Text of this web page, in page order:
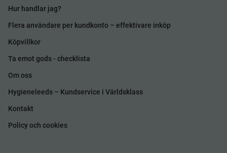
Hur handlar jag?
Flera användare per kundkonto – effektivare inköp
Köpvillkor
Ta emot gods - checklista
Om oss
Hygieneleeds – Kundservice i Världsklass
Kontakt
Policy och cookies